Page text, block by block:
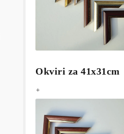
Okviri za 41x31cm
+